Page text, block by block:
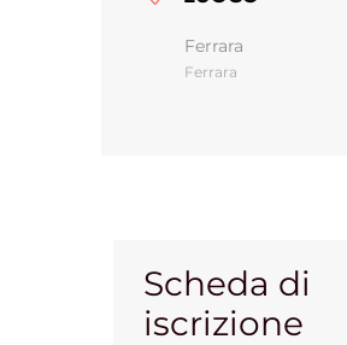
Gestione d’impresa
Ferrara
Ferrara
Scheda di
iscrizione